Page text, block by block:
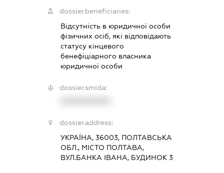
dossier.beneficiaries:
Відсутність в юридичної особи
фізичних осіб, які відповідають
статусу кінцевого
бенефіціарного власника
юридичної особи
dossier.smida:
dossier.address:
УКРАЇНА, 36003, ПОЛТАВСЬКА
ОБЛ., МІСТО ПОЛТАВА,
ВУЛ.БАНКА ІВАНА, БУДИНОК 3